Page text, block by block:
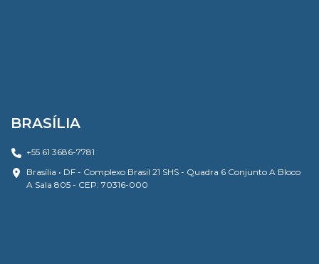
BRASÍLIA
+55 61 3686-7781
Brasília • DF - Complexo Brasil 21 SHS - Quadra 6 Conjunto A Bloco
A Sala 805 - CEP: 70316-000